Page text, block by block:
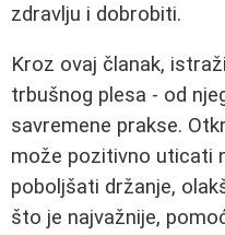
zdravlju i dobrobiti.
Kroz ovaj članak,
trbušnog plesa - od
savremene prakse.
može pozitivno uticati
poboljšati držanje,
što je najvažnije,